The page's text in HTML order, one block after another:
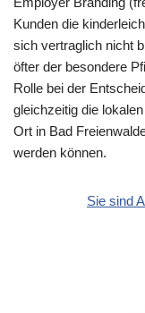
Kunden die
sich vertraglich nicht
öfter der besondere
Rolle bei der
gleichzeitig die
Ort in Bad
werden können.
Sie sind